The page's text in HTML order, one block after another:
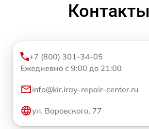
Контакты
+7 (800) 301-34-05
Ежедневно с 9:00 до 21:00
info@kir.iray-repair-center.ru
ул. Воровского, 77